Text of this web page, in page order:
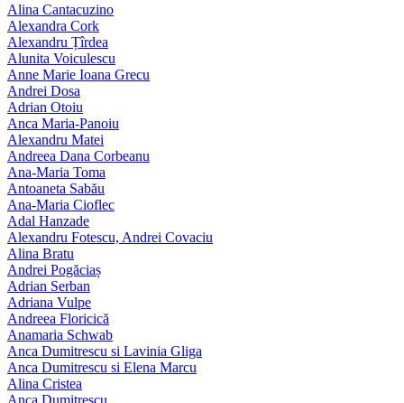
Alina Cantacuzino
Alexandra Cork
Alexandru Țîrdea
Alunita Voiculescu
Anne Marie Ioana Grecu
Andrei Dosa
Adrian Otoiu
Anca Maria-Panoiu
Alexandru Matei
Andreea Dana Corbeanu
Ana-Maria Toma
Antoaneta Sabău
Ana-Maria Cioflec
Adal Hanzade
Alexandru Fotescu, Andrei Covaciu
Alina Bratu
Andrei Pogăciaș
Adrian Serban
Adriana Vulpe
Andreea Floricică
Anamaria Schwab
Anca Dumitrescu si Lavinia Gliga
Anca Dumitrescu si Elena Marcu
Alina Cristea
Anca Dumitrescu